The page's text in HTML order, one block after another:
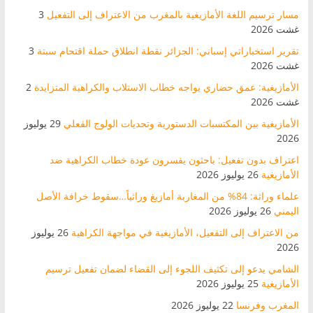
مسار ترسيم اللغة الأمازيغية بالمغرب من الاعتراف إلى التفعيل 3
غشت 2026
تقرير استخباراتي إسباني: الجزائر نقطة انطلاق حملة اقتحام سبتة 3
غشت 2026
الأمازيغية: عمق حضاري يواجه خطاب الاستلاب والكراهية المتزايدة 2
غشت 2026
الأمازيغية بين المكتسبات الدستورية وتحديات الولوج الفعلي
29 يوليوز
2026
اعتراف بدون تفعيل: باحثون يفسرون عودة خطاب الكراهية ضد
الأمازيغية 26 يوليوز 2026
علماء وراثة: 84% من المغاربة أمازيغ وراثياً…سقوط خرافة الأصل
اليمني 26 يوليوز 2026
من الاعتراف إلى التفعيل، الأمازيغية في مواجهة الكراهية
26 يوليوز
2026
الشامي يدعو إلى تكثيف اللجوء إلى القضاء لضمان تفعيل ترسيم
الأمازيغية 25 يوليوز 2026
المغرب وفرنسا 22 يوليوز 2026